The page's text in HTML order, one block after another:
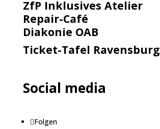
ZfP Inklusives Atelier
Repair-Café
Diakonie OAB
Ticket-Tafel Ravensburg
Social media
Folgen